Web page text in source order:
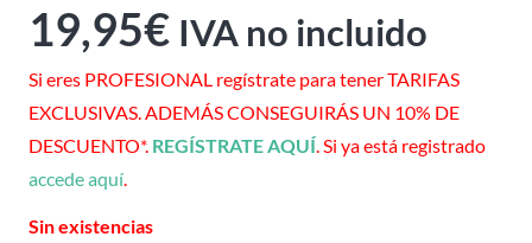
19,95€ IVA no incluido
Si eres PROFESIONAL regístrate para tener TARIFAS
EXCLUSIVAS. ADEMÁS CONSEGUIRÁS UN 10% DE
DESCUENTO*. REGÍSTRATE AQUÍ. Si ya está registrado
accede aquí.
Sin existencias